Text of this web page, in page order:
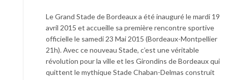
Le Grand Stade de Bordeaux a été inauguré le mardi 19
avril 2015 et accueille sa première rencontre sportive
officielle le samedi 23 Mai 2015 (Bordeaux-Montpellier
21h). Avec ce nouveau Stade, c’est une véritable
révolution pour la ville et les Girondins de Bordeaux qui
quittent le mythique Stade Chaban-Delmas construit